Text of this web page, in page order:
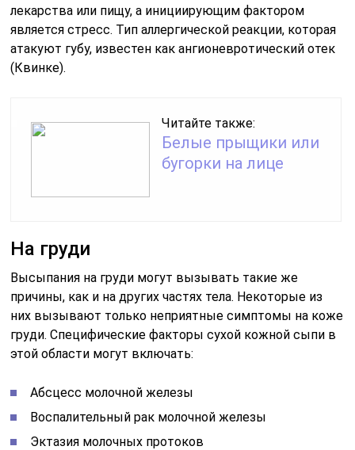
лекарства или пищу, а инициирующим фактором
является стресс. Тип аллергической реакции, которая
атакуют губу, известен как ангионевротический отек
(Квинке).
Читайте также:
Белые прыщики или
бугорки на лице
На груди
Высыпания на груди могут вызывать такие же
причины, как и на других частях тела. Некоторые из
них вызывают только неприятные симптомы на коже
груди. Специфические факторы сухой кожной сыпи в
этой области могут включать:
Абсцесс молочной железы
Воспалительный рак молочной железы
Эктазия молочных протоков